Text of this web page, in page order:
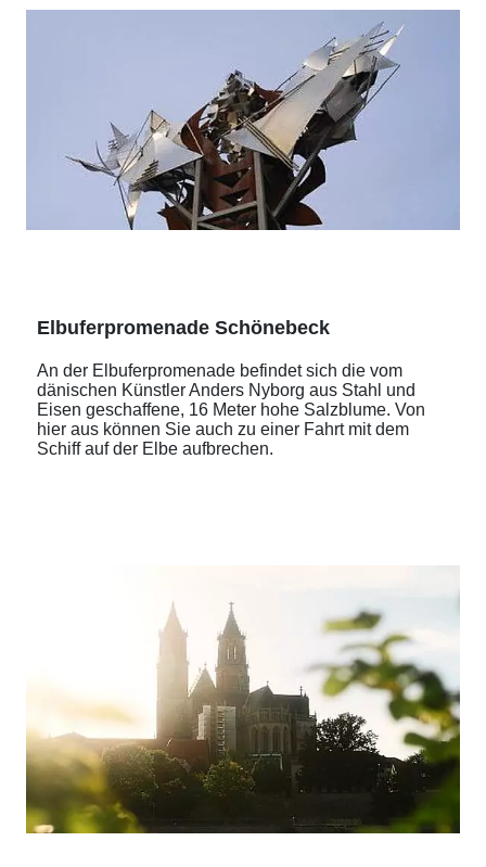
Elbuferpromenade Schönebeck
An der Elbuferpromenade befindet sich die vom
dänischen Künstler Anders Nyborg aus Stahl und
Eisen geschaffene, 16 Meter hohe Salzblume. Von
hier aus können Sie auch zu einer Fahrt mit dem
Schiff auf der Elbe aufbrechen.